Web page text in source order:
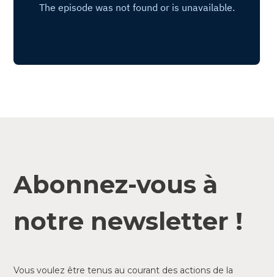
Abonnez-vous à
notre newsletter !
Vous voulez être tenus au courant des actions de la